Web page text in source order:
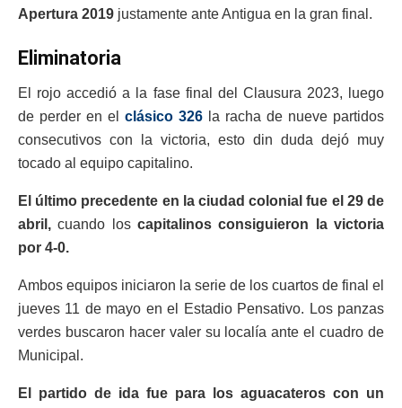
Apertura 2019 justamente ante Antigua en la gran final.
Eliminatoria
El rojo accedió a la fase final del Clausura 2023, luego
de perder en el clásico 326 la racha de nueve partidos
consecutivos con la victoria, esto din duda dejó muy
tocado al equipo capitalino.
El último precedente en la ciudad colonial fue el 29 de
abril, cuando los capitalinos consiguieron la victoria
por 4-0.
Ambos equipos iniciaron la serie de los cuartos de final el
jueves 11 de mayo en el Estadio Pensativo. Los panzas
verdes buscaron hacer valer su localía ante el cuadro de
Municipal.
El partido de ida fue para los aguacateros con un